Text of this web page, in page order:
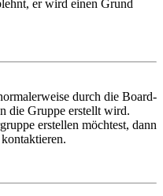
er wird einen Grund
durch die Board-
die Gruppe erstellt wird.
erstellen möchtest, dann